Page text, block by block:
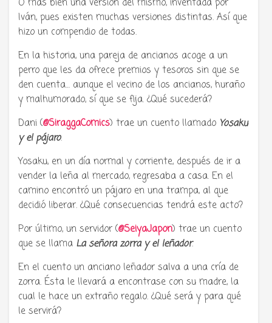
O más bien una versión del mismo, inventada por
Iván, pues existen muchas versiones distintas. Así que
hizo un compendio de todas.
En la historia, una pareja de ancianos acoge a un
perro que les da ofrece premios y tesoros sin que se
den cuenta… aunque el vecino de los ancianos, huraño
y malhumorado, sí que se fija. ¿Qué sucederá?
Dani (@SiraggaComics) trae un cuento llamado Yosaku
y el pájaro.
Yosaku, en un día normal y corriente, después de ir a
vender la leña al mercado, regresaba a casa. En el
camino encontró un pájaro en una trampa, al que
decidió liberar. ¿Qué consecuencias tendrá este acto?
Por último, un servidor (@SeiyaJapon) trae un cuento
que se llama La señora zorra y el leñador.
En el cuento un anciano leñador salva a una cría de
zorra. Ésta le llevará a encontrase con su madre, la
cual le hace un extraño regalo. ¿Qué será y para qué
le servirá?